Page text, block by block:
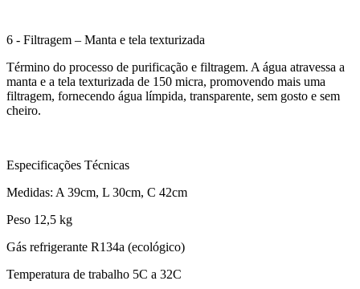
6 - Filtragem – Manta e tela texturizada
Término do processo de purificação e filtragem. A água atravessa a
manta e a tela texturizada de 150 micra, promovendo mais uma
filtragem, fornecendo água límpida, transparente, sem gosto e sem
cheiro.
Especificações Técnicas
Medidas: A 39cm, L 30cm, C 42cm
Peso 12,5 kg
Gás refrigerante R134a (ecológico)
Temperatura de trabalho 5C a 32C